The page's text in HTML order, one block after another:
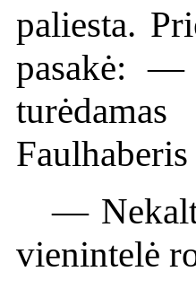
paliesta.
pasakė: —
—
vienintelė